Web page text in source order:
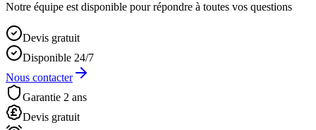
Notre équipe est disponible pour répondre à toutes vos questions
Devis gratuit
Disponible 24/7
Nous contacter
Garantie 2 ans
Devis gratuit